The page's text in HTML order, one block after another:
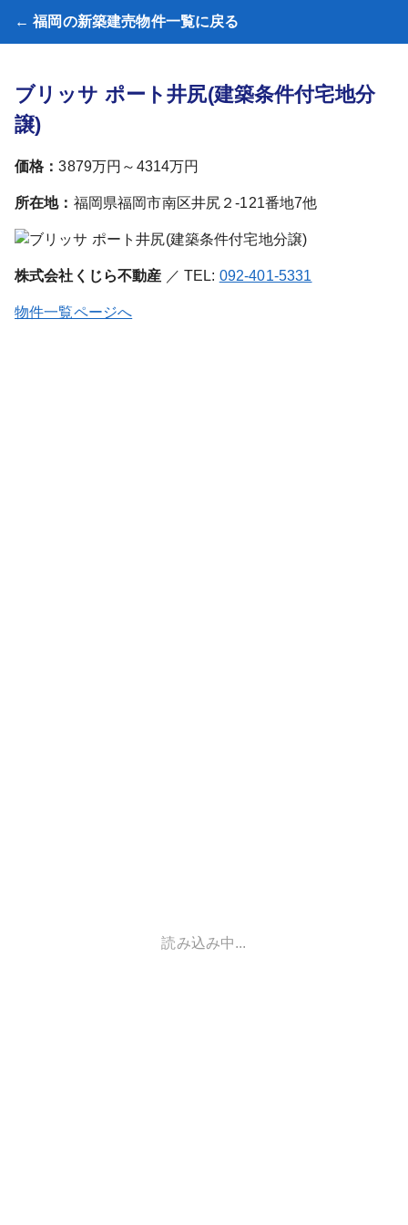
← 福岡の新築建売物件一覧に戻る
ブリッサ ポート井尻(建築条件付宅地分
譲)
価格：3879万円～4314万円
所在地： 福岡県福岡市南区井尻２-121番地7他
株式会社くじら不動産 ／ TEL: 092-401-5331
物件一覧ページへ
読み込み中...